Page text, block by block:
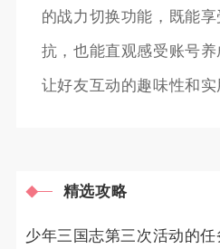
的战力切换功能，既能
抗，也能直观感受账号养
让好友互动的趣味性和实
精选攻略